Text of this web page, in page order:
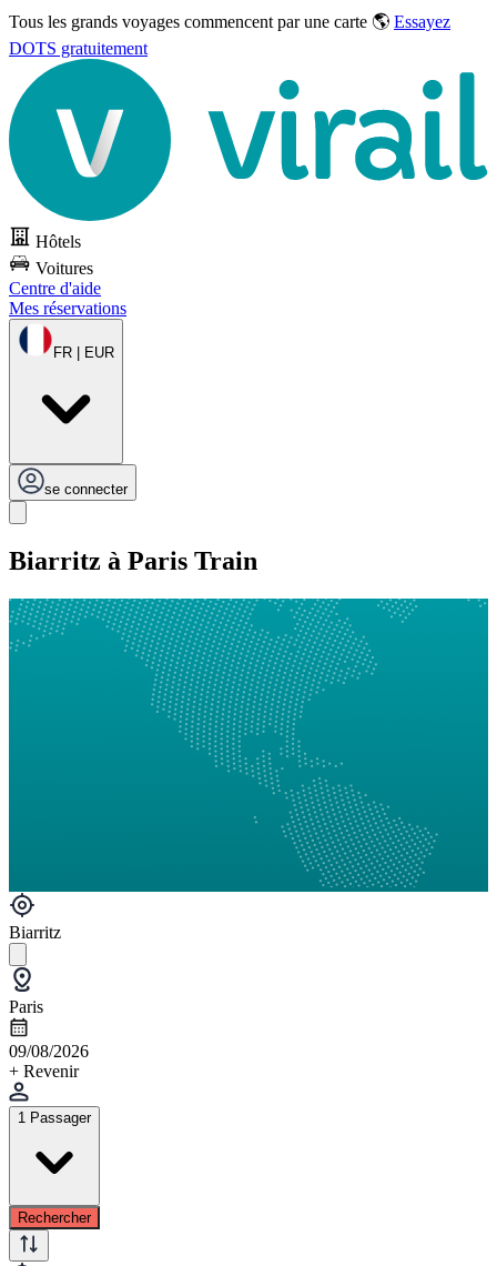
Tous les grands voyages commencent par une carte 🌎 Essayez
DOTS gratuitement
Hôtels
Voitures
Centre d'aide
Mes réservations
FR | EUR
se connecter
Biarritz à Paris Train
Biarritz
Paris
09/08/2026
+ Revenir
1 Passager
Rechercher